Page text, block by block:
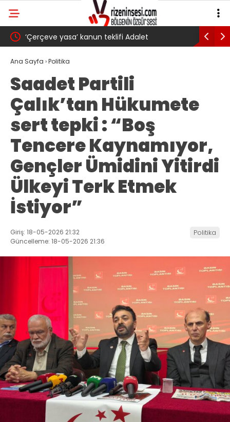
‘Çerçeve yasa’ kanun teklifi Adalet
Komisyonu’ndan geçti
AKP’li
Ana Sayfa ›Politika
Saadet Partili
Çalık’tan Hükumete
sert tepki : “Boş
Tencere Kaynamıyor,
Gençler Ümidini Yitirdi
Ülkeyi Terk Etmek
İstiyor”
Giriş: 18-05-2026 21:32
Güncelleme: 18-05-2026 21:36
Politika